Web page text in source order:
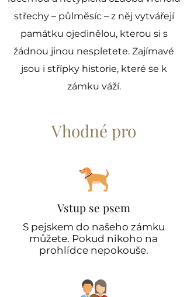
střechy – půlměsíc – z něj vytvářejí
památku ojedinělou, kterou si s
žádnou jinou nespletete. Zajímavé
jsou i střípky historie, které se k
zámku váží.
Vhodné pro
Vstup se psem
S pejskem do našeho zámku
můžete. Pokud nikoho na
prohlídce nepokouše.